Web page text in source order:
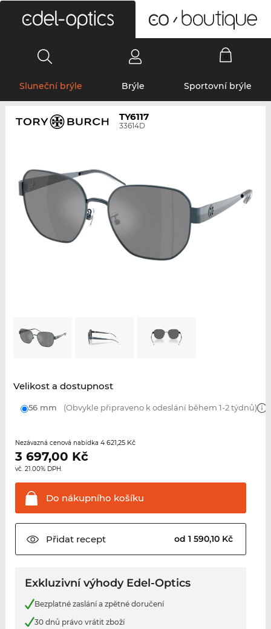
Sluneční brýle Brýle Sportovní brýle
TY6117
33614D
Velikost a dostupnost
56 mm (Obvykle připraveno k odeslání během 1-2 týdnů)
Nezávazná cenová nabídka 4 621,25 Kč
3 697,00 Kč
vč. 21.00% DPH.
Do nákupního košíku
Přidatrecept od 1 590,10 Kč
Exkluzivní výhody Edel-Optics
Bezplatné zaslání a zpětné doručení
30 dnů právo vrátit zboží